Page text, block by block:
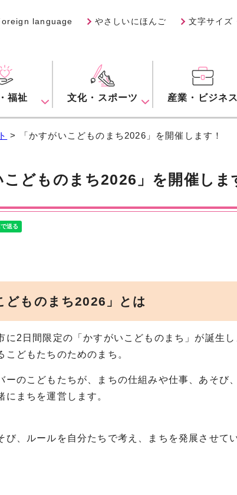
language やさしいにほんご 文字サイズ
福祉 文化・スポーツ 産業・ビジネス
> 「かすがいこどものまち2026」を開催します！
こどものまち2026」を開催しま
どものまち2026」とは
に2日間限定の「かすがいこどものまち」が誕生し
こどもたちのためのまち。
ーのこどもたちが、まちの仕組みや仕事、あそび
にまちを運営します。
び、ルールを自分たちで考え、まちを発展させて